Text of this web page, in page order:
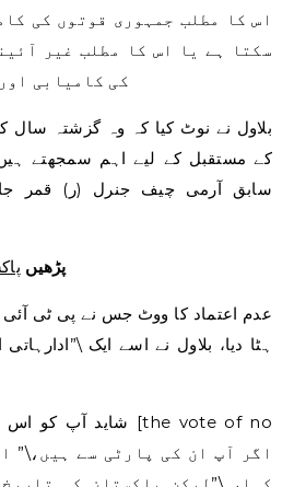
اس کا مطلب جمہوری قوتوں کی
سکتا ہے یا اس کا مطلب غیر
کی کامیابی
بلاول نے نوٹ کیا کہ وہ گزشتہ سال
کے مستقبل کے لیے اہم سمجھتے
سابق آرمی چیف جنرل (ر) قمر
پڑھیں
عدم اعتماد کا ووٹ جس نے پی ٹی
ہٹا دیا، بلاول نے اسے ایک